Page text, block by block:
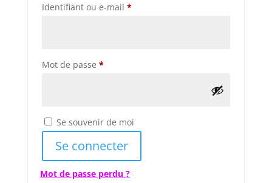
Identifiant ou e-mail *Obligatoire
Mot de passe *Obligatoire
Se souvenir de moi
Se connecter
Mot de passe perdu ?